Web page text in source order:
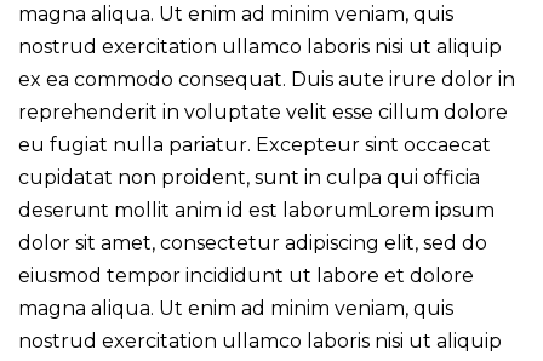
magna aliqua. Ut enim ad minim veniam, quis
nostrud exercitation ullamco laboris nisi ut aliquip
ex ea commodo consequat. Duis aute irure dolor in
reprehenderit in voluptate velit esse cillum dolore
eu fugiat nulla pariatur. Excepteur sint occaecat
cupidatat non proident, sunt in culpa qui officia
deserunt mollit anim id est laborumLorem ipsum
dolor sit amet, consectetur adipiscing elit, sed do
eiusmod tempor incididunt ut labore et dolore
magna aliqua. Ut enim ad minim veniam, quis
nostrud exercitation ullamco laboris nisi ut aliquip